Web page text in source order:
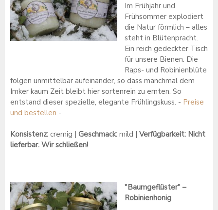
Im Frühjahr und
Frühsommer explodiert
die Natur förmlich – alles
steht in Blütenpracht.
Ein reich gedeckter Tisch
für unsere Bienen. Die
Raps- und Robinienblüte
folgen unmittelbar aufeinander, so dass manchmal dem
Imker kaum Zeit bleibt hier sortenrein zu ernten. So
entstand dieser spezielle, elegante Frühlingskuss. - Preise
und bestellen -
Konsistenz: cremig | Geschmack: mild | Verfügbarkeit: Nicht
lieferbar. Wir schließen!
"Baumgeflüster" –
Robinienhonig